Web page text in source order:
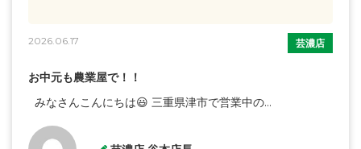
2026.06.17 芸濃店
お中元も農業屋で！！
みなさんこんにちは😃 三重県津市で営業中の...